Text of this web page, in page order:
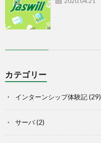
カテゴリー
インターンシップ体験記(29)
サーバ(2)